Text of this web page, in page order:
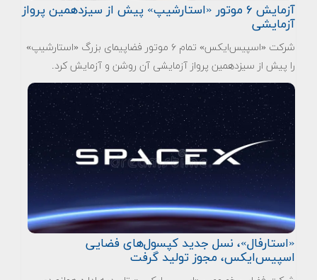
آزمایش ۶ موتور «استارشیپ» پیش از سیزدهمین پرواز
آزمایشی
شرکت «اسپیس‌ایکس» تمام ۶ موتور فضاپیمای بزرگ «استارشیپ»
را پیش از سیزدهمین پرواز آزمایشی آن روشن و آزمایش کرد.
«استارفال»، نسل جدید کپسول‌های فضایی
اسپیس‌ایکس، مجوز تولید گرفت